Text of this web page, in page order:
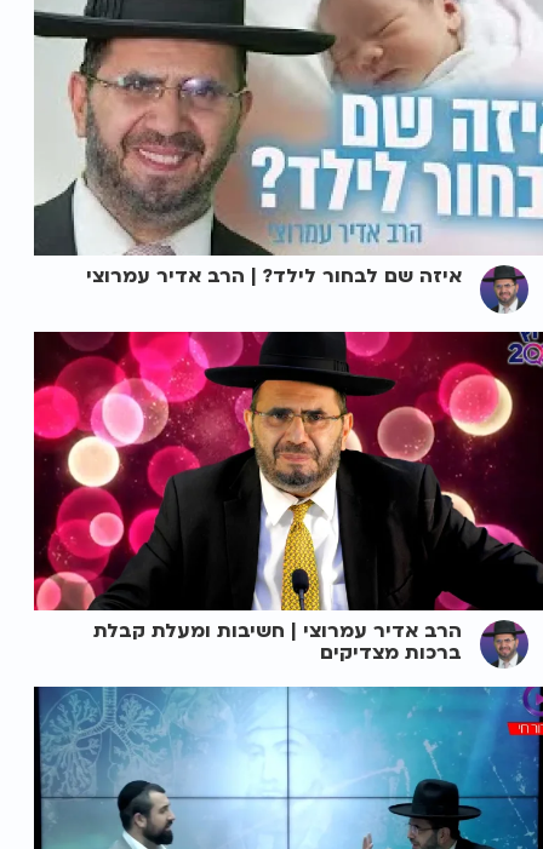
איזה שם לבחור לילד? | הרב אדיר עמרוצי
הרב אדיר עמרוצי | חשיבות ומעלת קבלת
ברכות מצדיקים